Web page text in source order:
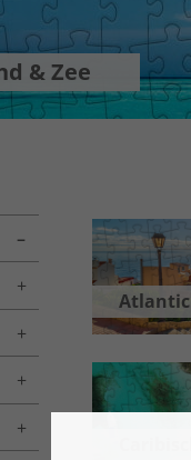
& Zee
Toggle menu
Toggle menu
Toggle menu
Toggle menu
Toggle menu
Atlantic